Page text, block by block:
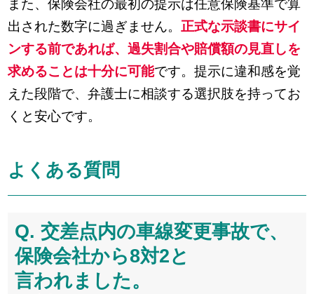
また、保険会社の最初の提示は任意保険基準で算
出された数字に過ぎません。 正式な示談書にサイ
ンする前であれば、過失割合や賠償額の見直しを
求めることは十分に可能です。提示に違和感を覚
えた段階で、弁護士に相談する選択肢を持ってお
くと安心です。
よくある質問
Q. 交差点内の車線変更事故で、
保険会社から8対2と
言われました。